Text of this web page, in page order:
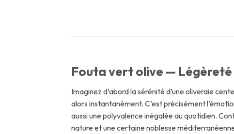
Fouta vert olive —
Imaginez d’abord la sérénité d’une oliveraie
alors instantanément. C’est précisément
aussi une polyvalence inégalée au quotidien.
nature et une certaine noblesse